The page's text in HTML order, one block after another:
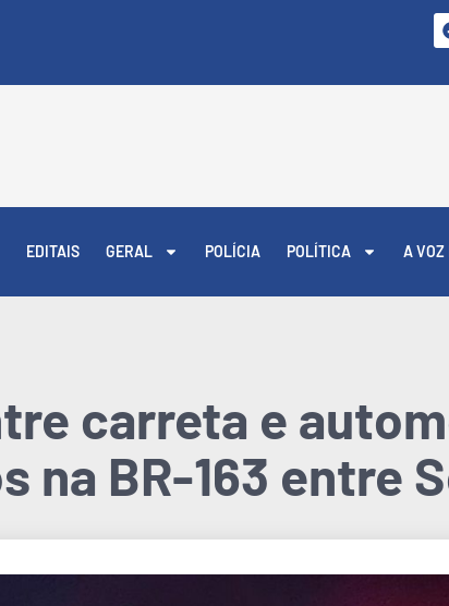
EDITAIS GERAL POLÍCIA POLÍTICA A VOZ
carreta e
na BR-163 entre